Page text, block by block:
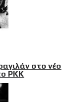
στο νέο
PKK